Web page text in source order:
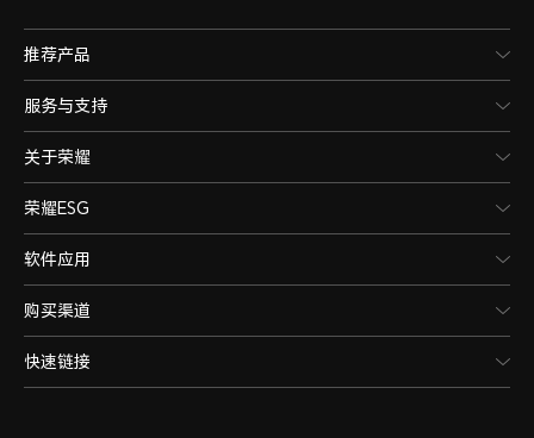
推荐产品
服务与支持
关于荣耀
荣耀ESG
软件应用
购买渠道
快速链接